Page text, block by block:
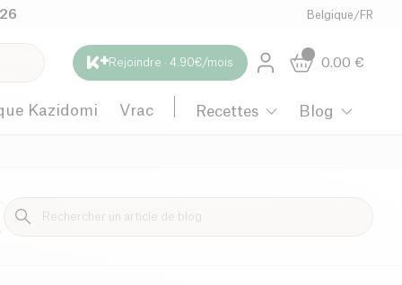
Belgique /FR
Rejoindre · 4.90€/mois 0.00 €
Kazidomi Vrac Recettes Blog
Maternité